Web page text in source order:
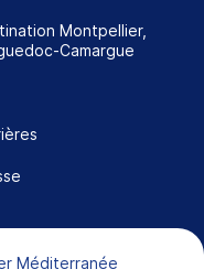
Montpellier,
Camargue
Méditerranée